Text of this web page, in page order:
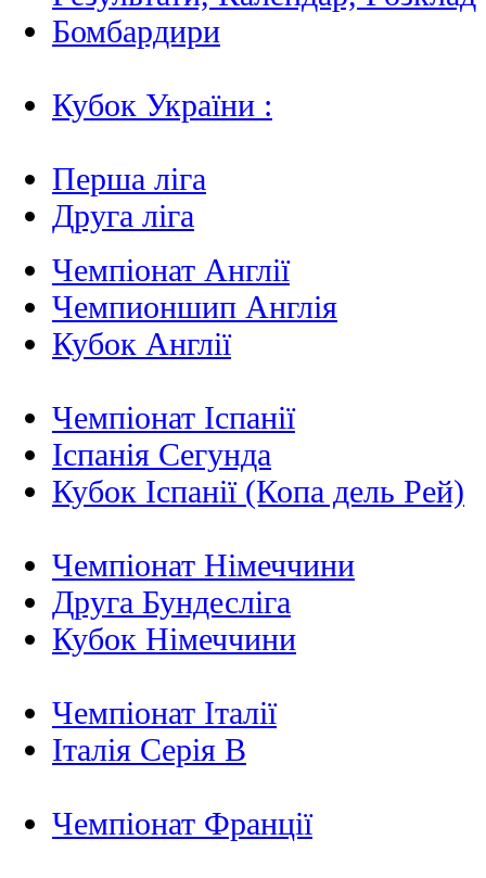
Бомбардири
Кубок України :
Перша ліга
Друга ліга
Чемпіонат Англії
Чемпионшип Англія
Кубок Англії
Чемпіонат Іспанії
Іспанія Сегунда
Кубок Іспанії (Копа дель Рей)
Чемпіонат Німеччини
Друга Бундесліга
Кубок Німеччини
Чемпіонат Італії
Італія Серія B
Чемпіонат Франції